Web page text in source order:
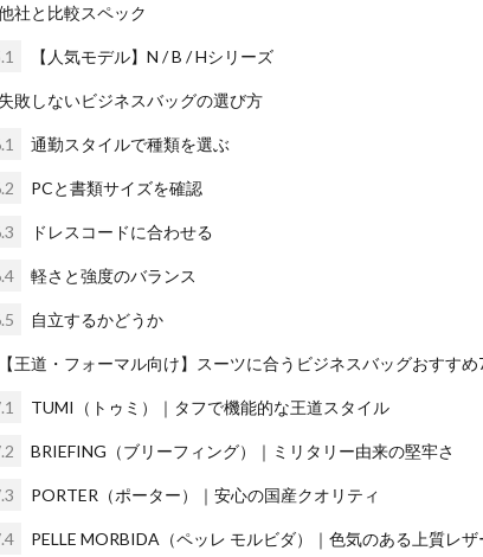
社と比較スペック
【人気モデル】N / B / Hシリーズ
失敗しないビジネスバッグの選び方
通勤スタイルで種類を選ぶ
PCと書類サイズを確認
ドレスコードに合わせる
軽さと強度のバランス
自立するかどうか
【王道・フォーマル向け】スーツに合うビジネスバッグおすすめ
TUMI（トゥミ）｜タフで機能的な王道スタイル
BRIEFING（ブリーフィング）｜ミリタリー由来の堅牢さ
PORTER（ポーター）｜安心の国産クオリティ
PELLE MORBIDA（ペッレ モルビダ）｜色気のある上質レザ